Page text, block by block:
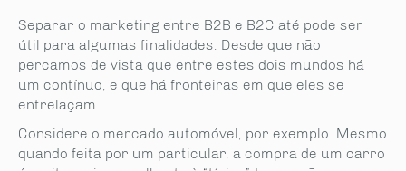
Separar o marketing entre B2B e B2C até pode ser
útil para algumas finalidades. Desde que não
percamos de vista que entre estes dois mundos há
um contínuo, e que há fronteiras em que eles se
entrelaçam.
Considere o mercado automóvel, por exemplo. Mesmo
quando feita por um particular, a compra de um carro